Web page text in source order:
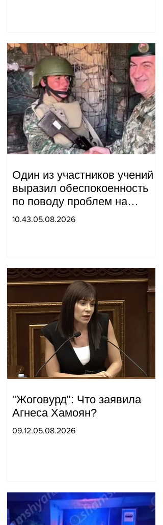
Один из участников учений
выразил обеспокоенность
по поводу проблем на
одном из постов в Сюнике.
10.43.05.08.2026
"Жоговурд": Что заявила
Агнеса Хамоян?
09.12.05.08.2026